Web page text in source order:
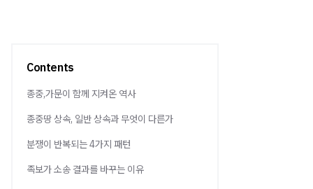
Contents
종중,가문이 함께 지켜온 역사
종중땅 상속, 일반 상속과 무엇이 다른가
분쟁이 반복되는 4가지 패턴
족보가 소송 결과를 바꾸는 이유